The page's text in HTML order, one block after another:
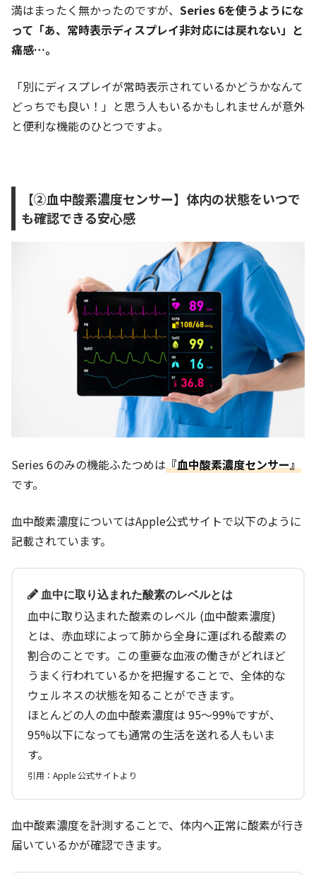
満はまったく無かったのですが、 Series 6を使うようにな
って「あ、常時表示ディスプレイ非対応には戻れない」と
痛感…。
「別にディスプレイが常時表示されているかどうかなんて
どっちでも良い！」と思う人もいるかもしれませんが意外
と便利な機能のひとつですよ。
【②血中酸素濃度センサー】体内の状態をいつで
も確認できる安心感
Series 6のみの機能ふたつめは『血中酸素濃度センサー』
です。
血中酸素濃度についてはApple公式サイトで以下のように
記載されています。
血中に取り込まれた酸素のレベルとは
血中に取り込まれた酸素のレベル (血中酸素濃度)
とは、赤血球によって肺から全身に運ばれる酸素の
割合のことです。この重要な血液の働きがどれほど
うまく行われているかを把握することで、全体的な
ウェルネスの状態を知ることができます。
ほとんどの人の血中酸素濃度は 95〜99%ですが、
95%以下になっても通常の生活を送れる人もいま
す。
引用：Apple 公式サイトより
血中酸素濃度を計測することで、体内へ正常に酸素が行き
届いているかが確認できます。